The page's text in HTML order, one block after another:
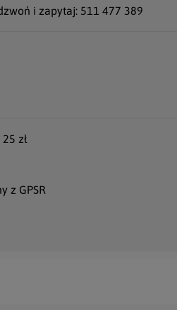
zł
z GPSR
i zapytaj: 511 477 389